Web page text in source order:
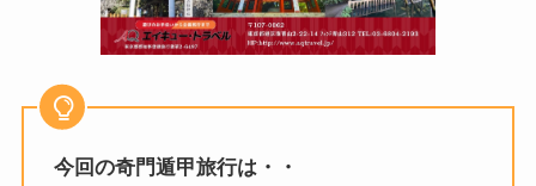
今回の奇門遁甲旅行は・・